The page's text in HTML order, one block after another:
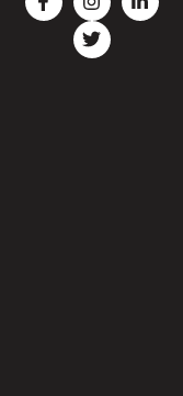
a
c
n
s
t
a
i
n
w
i
t
t